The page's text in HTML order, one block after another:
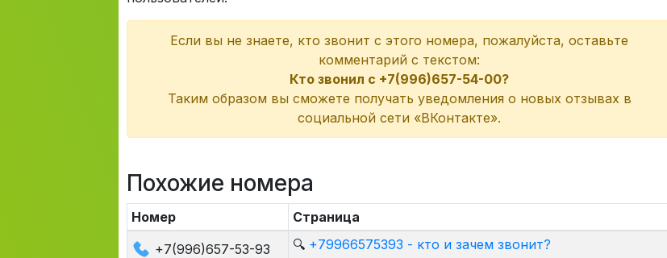
Если вы не знаете, кто звонит с этого номера, пожалуйста, оставьте
комментарий с текстом:
Кто звонил с +7(996)657-54-00?
Таким образом вы сможете получать уведомления о новых отзывах в
социальной сети «ВКонтакте».
Похожие номера
Номер
Страница
+7(996)657-53-93
🔍 +79966575393 - кто и зачем звонит?